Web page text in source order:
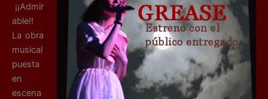
¡¡Admir
able!!
La obra
musical
puesta
en
escena